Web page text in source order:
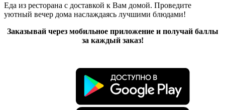
Еда из ресторана с доставкой к Вам домой. Проведите
уютный вечер дома наслаждаясь лучшими блюдами!
Заказывай через мобильное приложение и получай баллы
за каждый заказ!